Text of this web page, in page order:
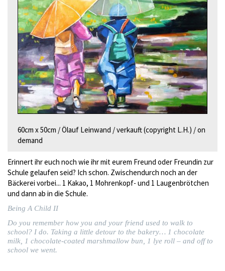
60cm x 50cm / Ölauf Leinwand / verkauft (copyright L.H.) / on
demand
Erinnert ihr euch noch wie ihr mit eurem Freund oder Freundin zur
Schule gelaufen seid? Ich schon. Zwischendurch noch an der
Bäckerei vorbei... 1 Kakao, 1 Mohrenkopf- und 1 Laugenbrötchen
und dann ab in die Schule.
Being A Child II
Do you remember how you and your friend used to walk to
school? I do. Taking a little detour to the bakery… 1 chocolate
milk, 1 chocolate-coated marshmallow bun, 1 lye roll – and off to
school we went.